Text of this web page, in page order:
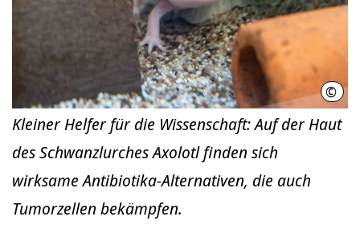
©
Kleiner Helfer für die Wissenschaft: Auf der Haut
des Schwanzlurches Axolotl finden sich
wirksame Antibiotika-Alternativen, die auch
Tumorzellen bekämpfen.